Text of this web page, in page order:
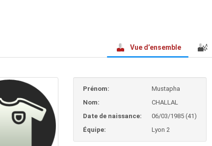
Vue d’ensemble
Prénom:
Mustapha
Nom:
CHALLAL
Date de naissance:
06/03/1985 (41)
Équipe:
Lyon 2